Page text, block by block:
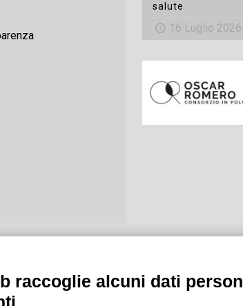
salute
16 Luglio 2026
raccoglie alcuni dati